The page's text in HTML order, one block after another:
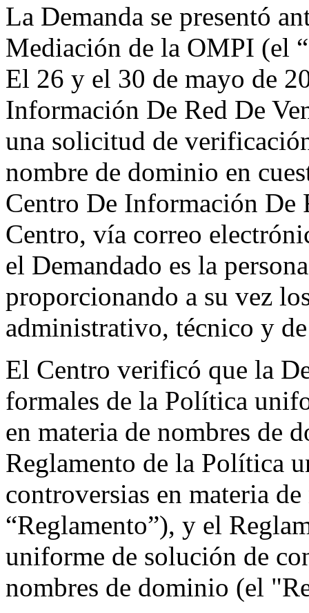
La Demanda se presentó
Mediación de la OMPI (el
El 26 y el 30 de mayo de
Información De Red De
una solicitud de
nombre de dominio en
Centro De Información De
Centro, vía correo
el Demandado es la
proporcionando a su vez
administrativo, técnico y
El Centro verificó que la
formales de la Política
en materia de nombres de
Reglamento de la Política
controversias en materia
“Reglamento”), y el
uniforme de solución de
nombres de dominio (el